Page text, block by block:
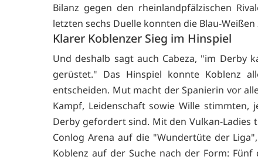
Bilanz gegen den rheinlandpfälzischen
letzten sechs Duelle konnten die Blau-
Klarer Koblenzer Sieg im Hinspiel
Und deshalb sagt auch Cabeza, "im Derby
gerüstet." Das Hinspiel konnte Koblenz
entscheiden. Mut macht der Spanierin vor
Kampf, Leidenschaft sowie Wille stimmten,
Derby gefordert sind. Mit den Vulkan-
Conlog Arena auf die "Wundertüte der
Koblenz auf der Suche nach der Form: